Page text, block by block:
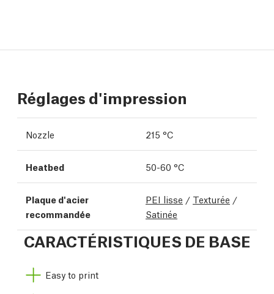
Réglages d'impression
Nozzle 215 °C
Heatbed 50-60 °C
Plaque d'acier
recommandée
PEI lisse / Texturée /
Satinée
CARACTÉRISTIQUES DE BASE
Easy to print